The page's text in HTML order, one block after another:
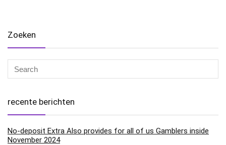
Zoeken
recente berichten
No-deposit Extra Also provides for all of us Gamblers inside
November 2024